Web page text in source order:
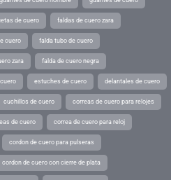
de cuero faldas de cuero zara
cuero falda tubo de cuero
zara falda de cuero negra
estuches de cuero delantales de cuero
cuchillos de cuero correas de cuero para relojes
de cuero correa de cuero para reloj
cordon de cuero para pulseras
cordon de cuero con cierre de plata